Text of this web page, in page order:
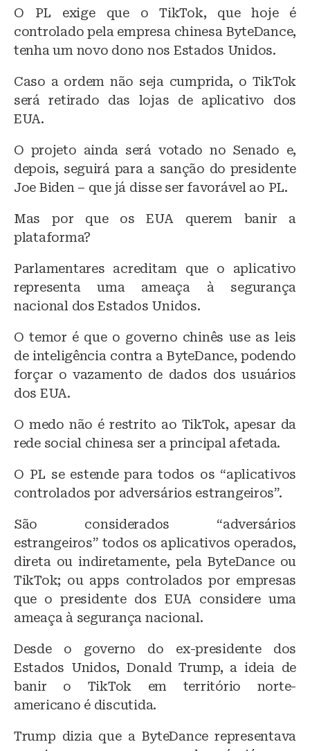
O PL exige que o TikTok, que hoje é
controlado pela empresa chinesa ByteDance,
tenha um novo dono nos Estados Unidos.
Caso a ordem não seja cumprida, o TikTok
será retirado das lojas de aplicativo dos
EUA.
O projeto ainda será votado no Senado e,
depois, seguirá para a sanção do presidente
Joe Biden – que já disse ser favorável ao PL.
Mas por que os EUA querem banir a
plataforma?
Parlamentares acreditam que o aplicativo
representa uma ameaça à segurança
nacional dos Estados Unidos.
O temor é que o governo chinês use as leis
de inteligência contra a ByteDance, podendo
forçar o vazamento de dados dos usuários
dos EUA.
O medo não é restrito ao TikTok, apesar da
rede social chinesa ser a principal afetada.
O PL se estende para todos os “aplicativos
controlados por adversários estrangeiros”.
São considerados “adversários
estrangeiros” todos os aplicativos operados,
direta ou indiretamente, pela ByteDance ou
TikTok; ou apps controlados por empresas
que o presidente dos EUA considere uma
ameaça à segurança nacional.
Desde o governo do ex-presidente dos
Estados Unidos, Donald Trump, a ideia de
banir o TikTok em território norte-
americano é discutida.
Trump dizia que a ByteDance representava